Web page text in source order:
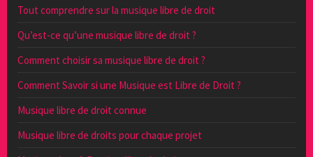
Tout comprendre sur la musique libre de droit
Qu’est-ce qu’une musique libre de droit ?
Comment choisir sa musique libre de droit ?
Comment Savoir si une Musique est Libre de Droit ?
Musique libre de droit connue
Musique libre de droits pour chaque projet